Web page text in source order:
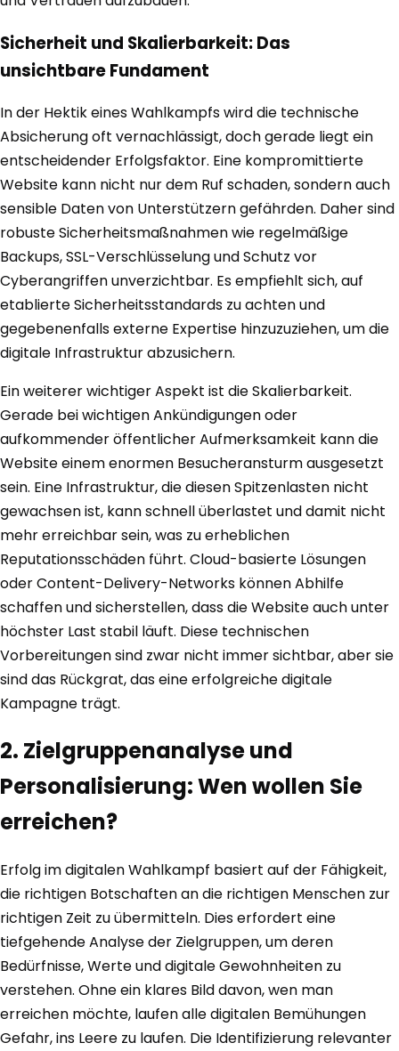
Sicherheit und Skalierbarkeit: Das
unsichtbare Fundament
In der Hektik eines Wahlkampfs wird die technische
Absicherung oft vernachlässigt, doch gerade liegt ein
entscheidender Erfolgsfaktor. Eine kompromittierte
Website kann nicht nur dem Ruf schaden, sondern auch
sensible Daten von Unterstützern gefährden. Daher sind
robuste Sicherheitsmaßnahmen wie regelmäßige
Backups, SSL-Verschlüsselung und Schutz vor
Cyberangriffen unverzichtbar. Es empfiehlt sich, auf
etablierte Sicherheitsstandards zu achten und
gegebenenfalls externe Expertise hinzuzuziehen, um die
digitale Infrastruktur abzusichern.
Ein weiterer wichtiger Aspekt ist die Skalierbarkeit.
Gerade bei wichtigen Ankündigungen oder
aufkommender öffentlicher Aufmerksamkeit kann die
Website einem enormen Besucheransturm ausgesetzt
sein. Eine Infrastruktur, die diesen Spitzenlasten nicht
gewachsen ist, kann schnell überlastet und damit nicht
mehr erreichbar sein, was zu erheblichen
Reputationsschäden führt. Cloud-basierte Lösungen
oder Content-Delivery-Networks können Abhilfe
schaffen und sicherstellen, dass die Website auch unter
höchster Last stabil läuft. Diese technischen
Vorbereitungen sind zwar nicht immer sichtbar, aber sie
sind das Rückgrat, das eine erfolgreiche digitale
Kampagne trägt.
2. Zielgruppenanalyse und
Personalisierung: Wen wollen Sie
erreichen?
Erfolg im digitalen Wahlkampf basiert auf der Fähigkeit,
die richtigen Botschaften an die richtigen Menschen zur
richtigen Zeit zu übermitteln. Dies erfordert eine
tiefgehende Analyse der Zielgruppen, um deren
Bedürfnisse, Werte und digitale Gewohnheiten zu
verstehen. Ohne ein klares Bild davon, wen man
erreichen möchte, laufen alle digitalen Bemühungen
Gefahr, ins Leere zu laufen. Die Identifizierung relevanter